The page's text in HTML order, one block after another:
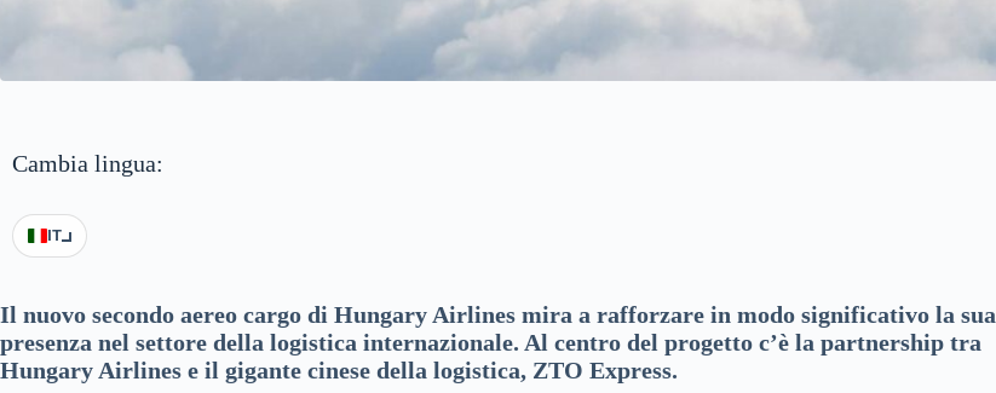
Cambia lingua:
IT
Il nuovo secondo aereo cargo di Hungary Airlines mira a rafforzare in modo significativo la sua
presenza nel settore della logistica internazionale. Al centro del progetto c’è la partnership tra
Hungary Airlines e il gigante cinese della logistica, ZTO Express.